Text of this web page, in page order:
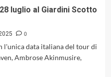
luglio al Giardini Scotto
0
l'unica data italiana del tour di
Ambrose Akinmusire,